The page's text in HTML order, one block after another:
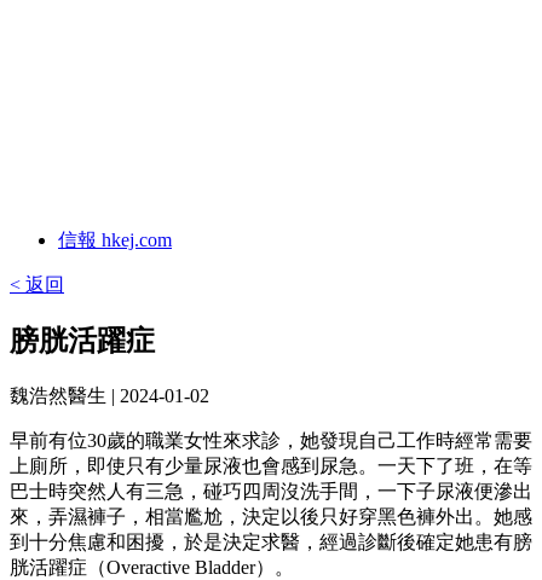
信報 hkej.com
< 返回
膀胱活躍症
魏浩然醫生 | 2024-01-02
早前有位30歲的職業女性來求診，她發現自己工作時經常需要
上廁所，即使只有少量尿液也會感到尿急。一天下了班，在等
巴士時突然人有三急，碰巧四周沒洗手間，一下子尿液便滲出
來，弄濕褲子，相當尷尬，決定以後只好穿黑色褲外出。她感
到十分焦慮和困擾，於是決定求醫，經過診斷後確定她患有膀
胱活躍症（Overactive Bladder）。